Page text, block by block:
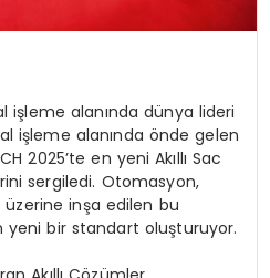
işleme alanında dünya lideri
işleme alanında önde gelen
2025’te en yeni Akıllı Sac
sergiledi. Otomasyon,
inşa edilen bu
yeni bir standart oluşturuyor.